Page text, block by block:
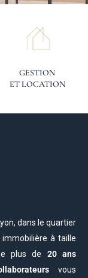
GESTION
ET LOCATION
dans le quartier
à taille
plus de 20 ans
vous